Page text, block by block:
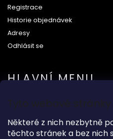
Tyto webové
Některé z nich nezbytně
těchto stránek a bez nich
Registrace
Historie objednávek
Adresy
Odhlásit se
HLAVNÍ MENU
Na svatbu
Dárkové předměty
Módní doplňky